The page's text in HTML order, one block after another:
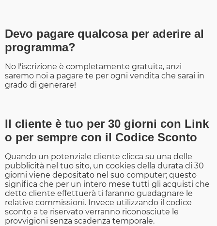
Devo pagare qualcosa per aderire al
programma?
No l'iscrizione è completamente gratuita, anzi
saremo noi a pagare te per ogni vendita che sarai in
grado di generare!
Il cliente è tuo per 30 giorni con Link
o per sempre con il Codice Sconto
Quando un potenziale cliente clicca su una delle
pubblicità nel tuo sito, un cookies della durata di 30
giorni viene depositato nel suo computer; questo
significa che per un intero mese tutti gli acquisti che
detto cliente effettuerà ti faranno guadagnare le
relative commissioni. Invece utilizzando il codice
sconto a te riservato verranno riconosciute le
provvigioni senza scadenza temporale.